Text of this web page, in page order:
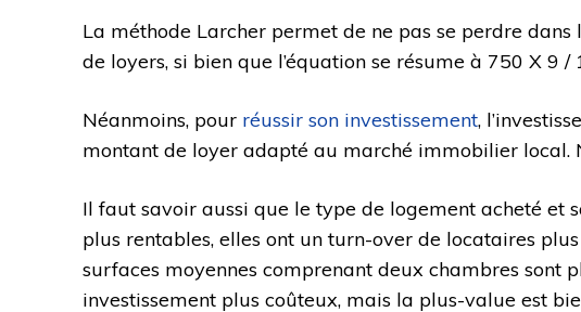
La méthode Larcher permet de ne pas se perdre dans
de loyers, si bien que l’équation se résume à 750 X 9
Néanmoins, pour réussir son investissement,
montant de loyer adapté au marché immobilier local.
Il faut savoir aussi que le type de logement acheté et
plus rentables, elles ont un turn-over de locataires
surfaces moyennes comprenant deux chambres sont
investissement plus coûteux, mais la plus-value est